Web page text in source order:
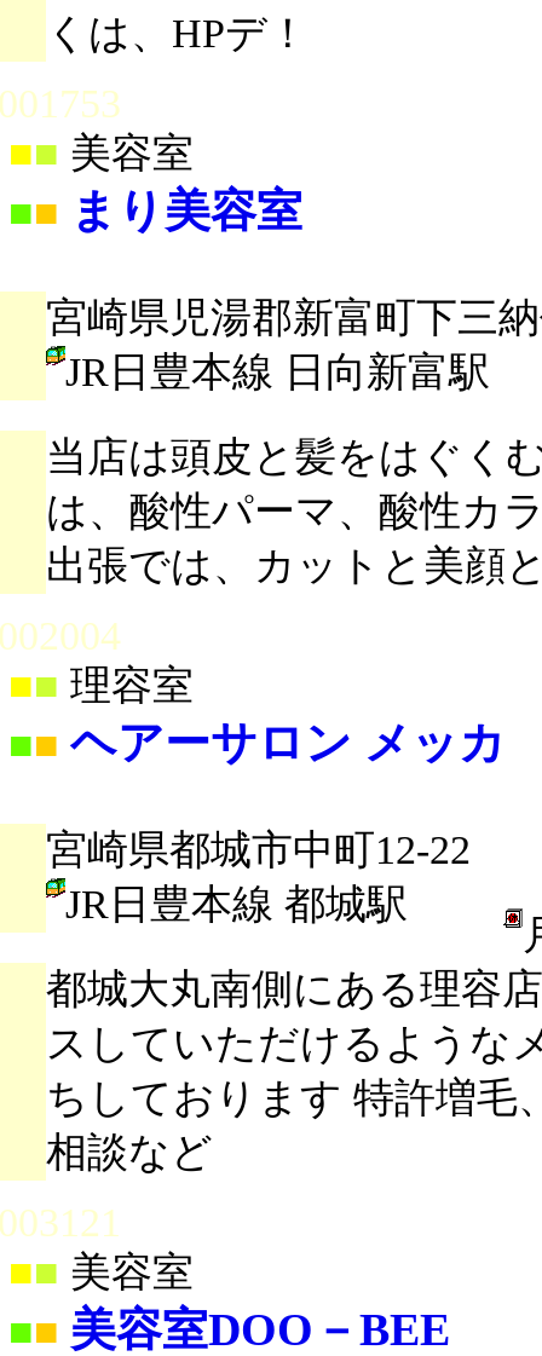
くは、HPデ！
■ 美容室
■■ まり美容室
宮崎県児湯郡新富町下三
JR日豊本線 日向新富駅
当店は頭皮と髪をはぐく
は、酸性パーマ、酸性カ
出張では、カットと美顔
■ 理容室
■■ ヘアーサロン メッカ
宮崎県都城市中町12-22
JR日豊本線 都城駅
都城大丸南側にある理容
スしていただけるような
ちしております 特許増毛
相談など
■ 美容室
■■ 美容室DOO－BEE